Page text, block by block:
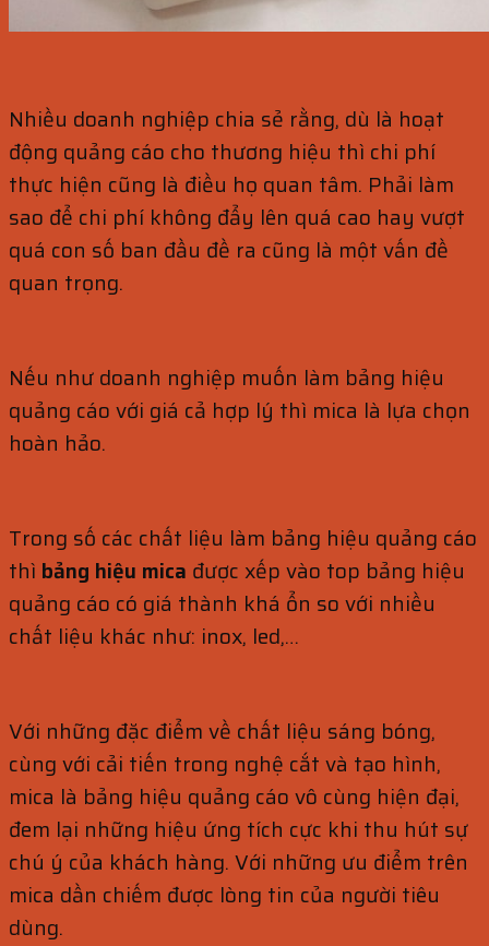
Nhiều doanh nghiệp chia sẻ rằng, dù là hoạt
động quảng cáo cho thương hiệu thì chi phí
thực hiện cũng là điều họ quan tâm. Phải làm
sao để chi phí không đẩy lên quá cao hay vượt
quá con số ban đầu đề ra cũng là một vấn đề
quan trọng.
Nếu như doanh nghiệp muốn làm bảng hiệu
quảng cáo với giá cả hợp lý thì mica là lựa chọn
hoàn hảo.
Trong số các chất liệu làm bảng hiệu quảng cáo
thì bảng hiệu mica được xếp vào top bảng hiệu
quảng cáo có giá thành khá ổn so với nhiều
chất liệu khác như: inox, led,…
Với những đặc điểm về chất liệu sáng bóng,
cùng với cải tiến trong nghệ cắt và tạo hình,
mica là bảng hiệu quảng cáo vô cùng hiện đại,
đem lại những hiệu ứng tích cực khi thu hút sự
chú ý của khách hàng. Với những ưu điểm trên
mica dần chiếm được lòng tin của người tiêu
dùng.